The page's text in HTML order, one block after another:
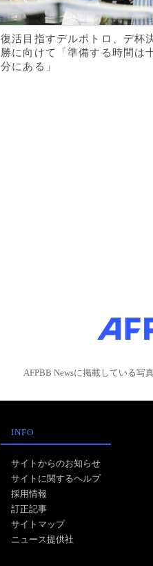
復活目指すデルポトロ、デ杯
勝に向けて「準備する時間は
分にある」
AFPBB Newsに掲載している写
INFO
サイトからのお知らせ
サイトに関するヘルプ
採用情報
訂正記事
サイトマップ
ニュース提供社